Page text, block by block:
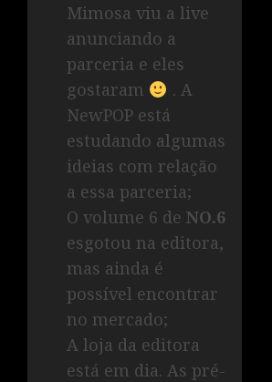
Mimosa viu a live
anunciando a
parceria e eles
gostaram
. A
NewPOP está
estudando algumas
ideias com relação
a essa parceria;
O volume 6 de NO.6
esgotou na editora,
mas ainda é
possível encontrar
no mercado;
A loja da editora
está em dia. As pré-